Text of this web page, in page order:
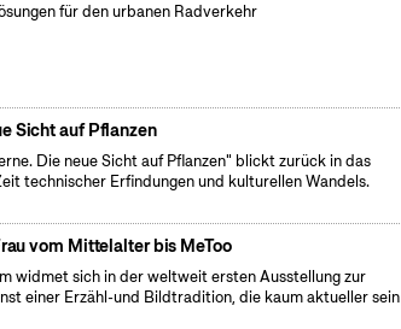
für den urbanen Radverkehr
Sicht auf Pflanzen
Die neue Sicht auf Pflanzen" blickt zurück in das
technischer Erfindungen und kulturellen Wandels.
vom Mittelalter bis MeToo
widmet sich in der weltweit ersten Ausstellung zur
einer Erzähl-und Bildtradition, die kaum aktueller sein